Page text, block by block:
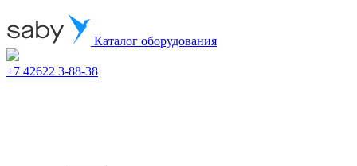
Каталог оборудования
+7 42622 3-88-38